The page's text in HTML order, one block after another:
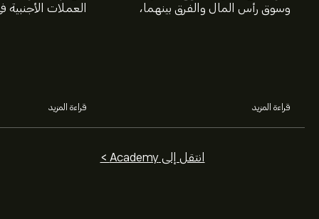
وسوق رأس المال والفرق بينهما،
قراءة المزيد
العملات
قراءة المزيد
انتقل إلى Academy >